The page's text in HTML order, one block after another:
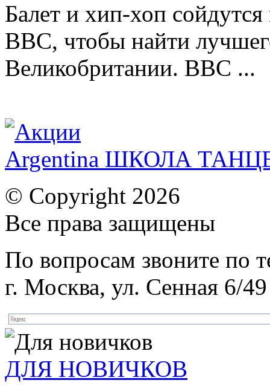
Балет и хип-хоп сойдутся
BBC, чтобы найти
Великобритании. BBC ...
Argentina ШКОЛА
© Copyright 2026
Все права защищены
По вопросам звоните по
г. Москва, ул. Сенная 6/49
ДЛЯ НОВИЧКОВ